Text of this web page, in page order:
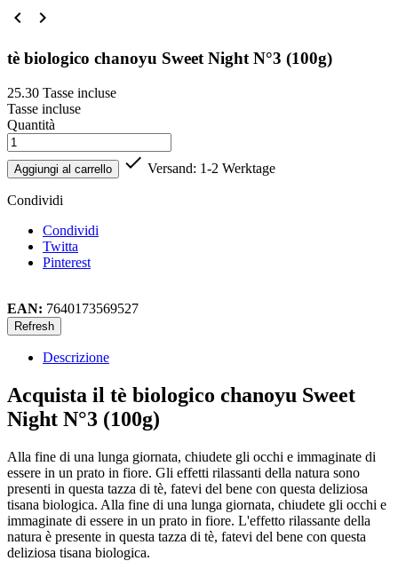
 
tè biologico chanoyu Sweet Night N°3 (100g)
25.30 Tasse incluse
Tasse incluse
Quantità
Aggiungi al carrello  Versand: 1-2 Werktage
Condividi
Condividi
Twitta
Pinterest
EAN: 7640173569527
Descrizione
Acquista il tè biologico chanoyu Sweet
Night N°3 (100g)
Alla fine di una lunga giornata, chiudete gli occhi e immaginate di
essere in un prato in fiore. Gli effetti rilassanti della natura sono
presenti in questa tazza di tè, fatevi del bene con questa deliziosa
tisana biologica. Alla fine di una lunga giornata, chiudete gli occhi e
immaginate di essere in un prato in fiore. L'effetto rilassante della
natura è presente in questa tazza di tè, fatevi del bene con questa
deliziosa tisana biologica.